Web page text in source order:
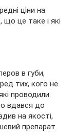
ціни на
що це таке і які
в губи,
тих, кого не
проводили
вдався до
на якості,
препарат.